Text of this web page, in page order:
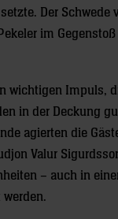
Der Schwede
im
wichtigen Impuls,
in der Deckung
agierten die
Valur
– auch in